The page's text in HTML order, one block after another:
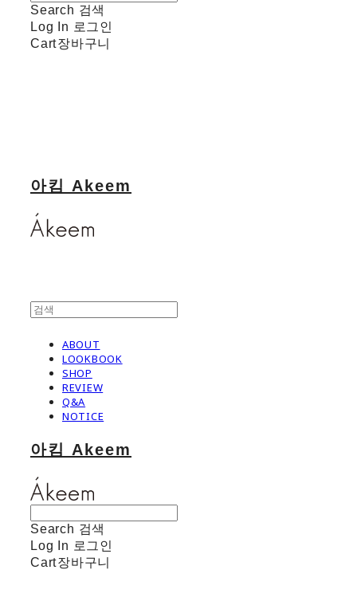
Search 검색
Log In 로그인
Cart장바구니
아킴 Akeem
ABOUT
LOOKBOOK
SHOP
REVIEW
Q&A
NOTICE
아킴 Akeem
Search 검색
Log In 로그인
Cart장바구니